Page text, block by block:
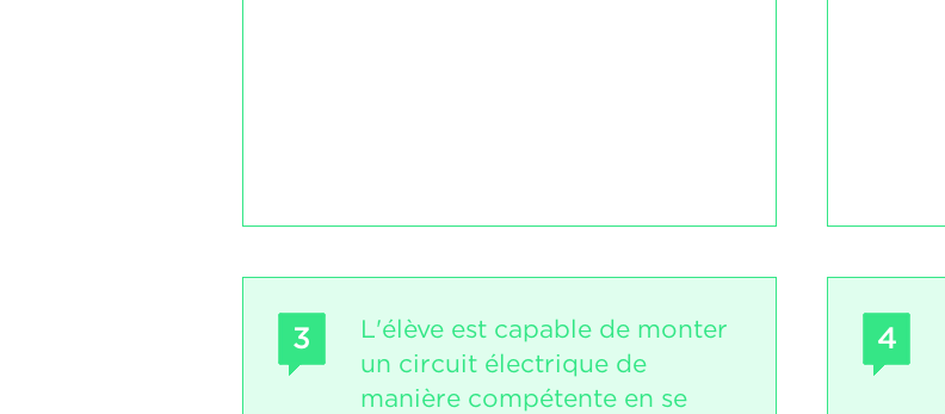
3
L'élève est capable de monter
un circuit électrique de
manière compétente en se
4